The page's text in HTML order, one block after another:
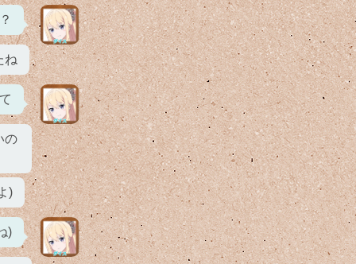
ね
の
)
)